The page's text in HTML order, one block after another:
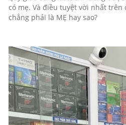
có mẹ. Và điều tuyệt vời nhất
chẳng phải là MẸ hay sao?